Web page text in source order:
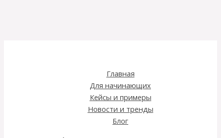
Главная
Для начинающих
Кейсы и примеры
Новости и тренды
Блог